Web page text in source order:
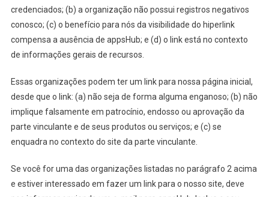
credenciados; (b) a organização não possui registros negativos
conosco; (c) o benefício para nós da visibilidade do hiperlink
compensa a ausência de appsHub; e (d) o link está no contexto
de informações gerais de recursos.
Essas organizações podem ter um link para nossa página inicial,
desde que o link: (a) não seja de forma alguma enganoso; (b) não
implique falsamente em patrocínio, endosso ou aprovação da
parte vinculante e de seus produtos ou serviços; e (c) se
enquadra no contexto do site da parte vinculante.
Se você for uma das organizações listadas no parágrafo 2 acima
e estiver interessado em fazer um link para o nosso site, deve